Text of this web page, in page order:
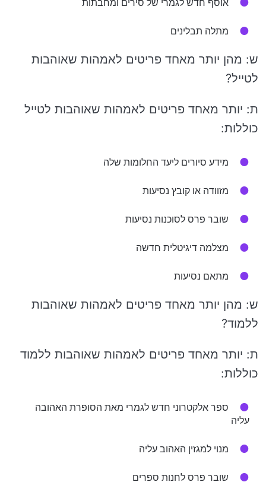
אוסף חדש לגמרי של סירים ומחבתות
מתלה תבלינים
ש: מהן יותר מאחד פריטים לאמהות שאוהבות
לטייל?
ת: יותר מאחד פריטים לאמהות שאוהבות לטייל
כוללות:
מידע סיורים ליעד החלומות שלה
מזוודה או קובץ נסיעות
שובר פרס לסוכנות נסיעות
מצלמה דיגיטלית חדשה
מתאם נסיעות
ש: מהן יותר מאחד פריטים לאמהות שאוהבות
ללמוד?
ת: יותר מאחד פריטים לאמהות שאוהבות ללמוד
כוללות:
ספר אלקטרוני חדש לגמרי מאת הסופרת האהובה
עליה
מנוי למגזין האהוב עליה
שובר פרס לחנות ספרים